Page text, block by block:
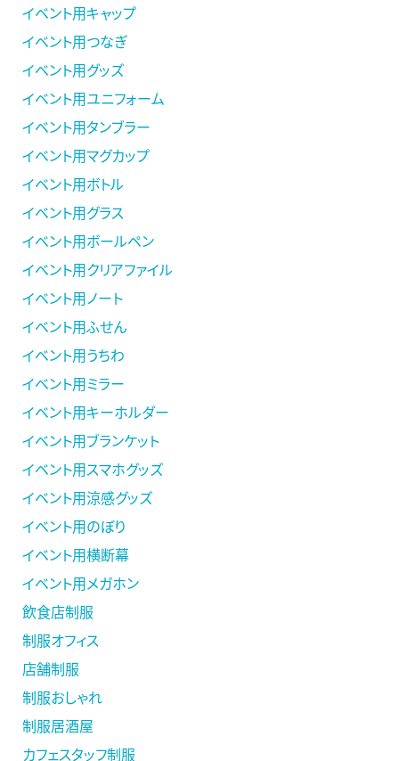
イベント用キャップ
イベント用つなぎ
イベント用グッズ
イベント用ユニフォーム
イベント用タンブラー
イベント用マグカップ
イベント用ボトル
イベント用グラス
イベント用ボールペン
イベント用クリアファイル
イベント用ノート
イベント用ふせん
イベント用うちわ
イベント用ミラー
イベント用キーホルダー
イベント用ブランケット
イベント用スマホグッズ
イベント用涼感グッズ
イベント用のぼり
イベント用横断幕
イベント用メガホン
飲食店制服
制服オフィス
店舗制服
制服おしゃれ
制服居酒屋
カフェスタッフ制服